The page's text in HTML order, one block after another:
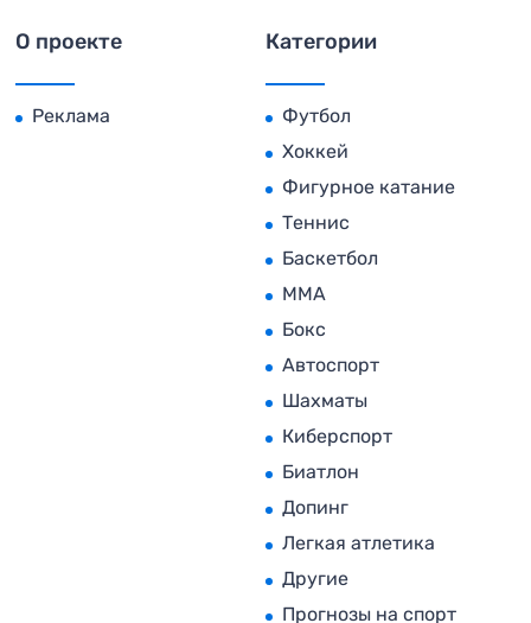
О проекте
Реклама
Категории
Футбол
Хоккей
Фигурное катание
Теннис
Баскетбол
MMA
Бокс
Автоспорт
Шахматы
Киберспорт
Биатлон
Допинг
Легкая атлетика
Другие
Прогнозы на спорт